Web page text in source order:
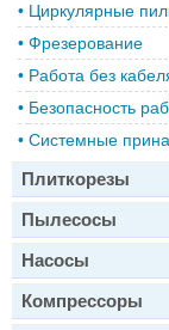
• Циркулярные
• Фрезерование
• Работа без
• Безопасность
• Системные
Плиткорезы
Пылесосы
Насосы
Компрессоры